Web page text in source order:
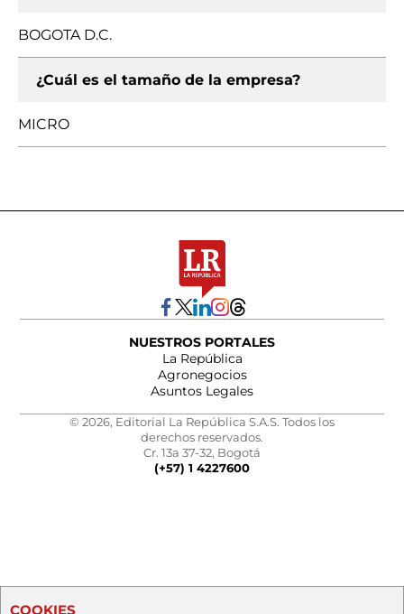
BOGOTA D.C.
¿Cuál es el tamaño de la empresa?
MICRO
NUESTROS PORTALES
La República
Agronegocios
Asuntos Legales
© 2026, Editorial La República S.A.S. Todos los
derechos reservados.
Cr. 13a 37-32, Bogotá
(+57) 1 4227600
COOKIES